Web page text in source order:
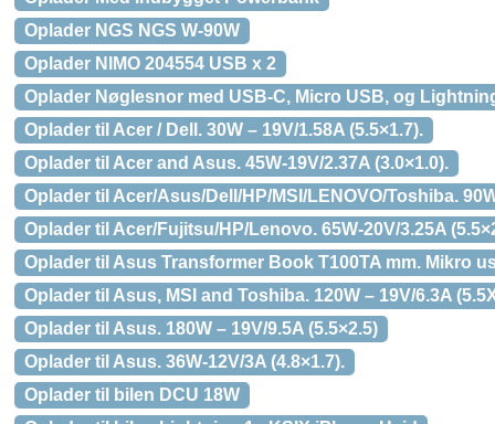
Oplader NGS NGS W-90W
Oplader NIMO 204554 USB x 2
Oplader Nøglesnor med USB-C, Micro USB, og
Oplader til Acer / Dell. 30W – 19V/1.58A (5.5×1.7).
Oplader til Acer and Asus. 45W-19V/2.37A (3.0×1.0).
Oplader til Acer/Asus/Dell/HP/MSI/LENOVO/Toshiba.
Oplader til Acer/Fujitsu/HP/Lenovo. 65W-20V/3.25A
Oplader til Asus Transformer Book T100TA mm. Mikro
Oplader til Asus, MSI and Toshiba. 120W – 19V/6.3A
Oplader til Asus. 180W – 19V/9.5A (5.5×2.5)
Oplader til Asus. 36W-12V/3A (4.8×1.7).
Oplader til bilen DCU 18W